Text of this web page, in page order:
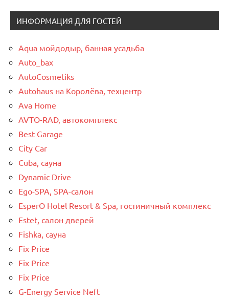
ИНФОРМАЦИЯ ДЛЯ ГОСТЕЙ
Aqua мойдодыр, банная усадьба
Auto_bax
AutoCosmetiks
Autohaus на Королёва, техцентр
Ava Home
AVTO-RAD, автокомплекс
Best Garage
City Car
Cuba, сауна
Dynamic Drive
Ego-SPA, SPA-салон
EsperO Hotel Resort & Spa, гостиничный комплекс
Estet, салон дверей
Fishka, сауна
Fix Price
Fix Price
Fix Price
G-Energy Service Neft